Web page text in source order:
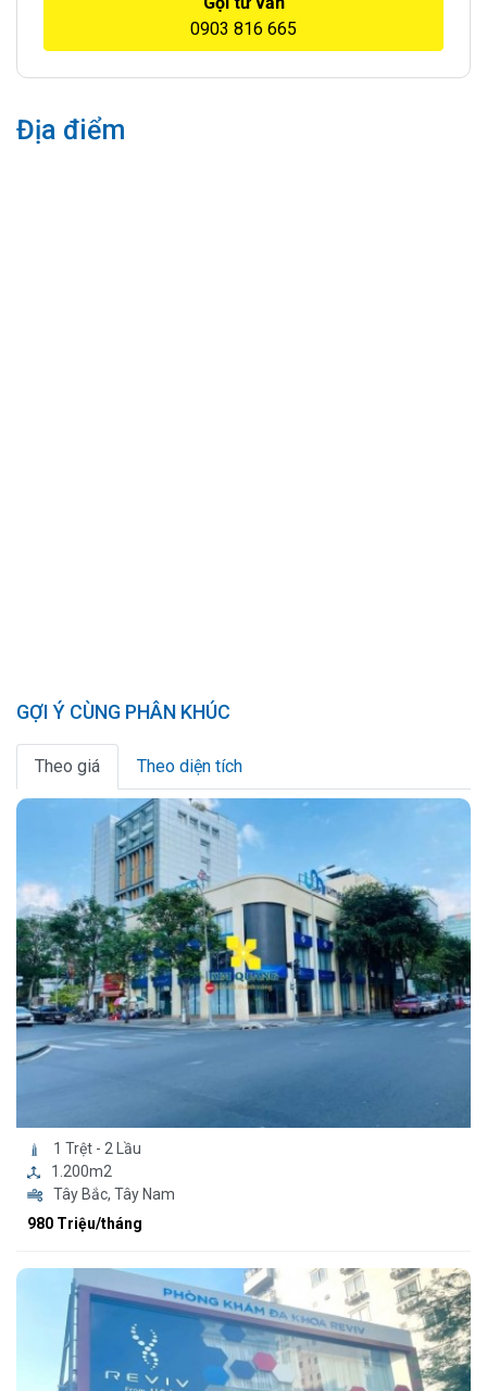
0903 816 665
Địa điểm
GỢI Ý CÙNG PHÂN KHÚC
Theo giá Theo diện tích
1 Trệt - 2 Lầu
1.200m2
Tây Bắc, Tây Nam
980 Triệu/tháng